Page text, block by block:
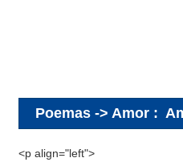
Poemas -> Amor :
<p align="left">